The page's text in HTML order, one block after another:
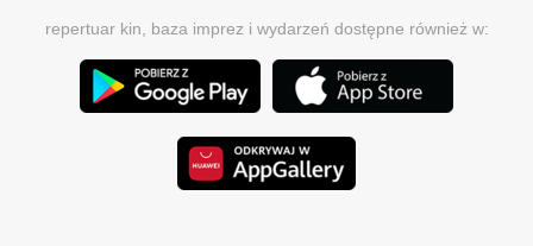
repertuar kin, baza imprez i wydarzeń dostępne również w: